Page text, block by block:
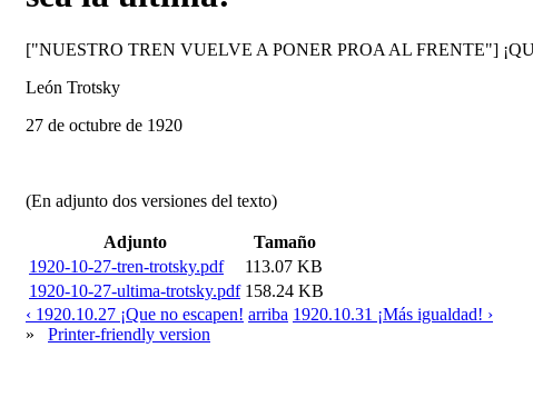
["NUESTRO TREN VUELVE A PONER PROA AL FRENTE"]
León Trotsky
27 de octubre de 1920
(En adjunto dos versiones del texto)
Adjunto
Tamaño
1920-10-27-tren-trotsky.pdf
113.07 KB
1920-10-27-ultima-trotsky.pdf 158.24 KB
‹ 1920.10.27 ¡Que no escapen! arriba 1920.10.31 ¡Más igualdad! ›
»
Printer-friendly version